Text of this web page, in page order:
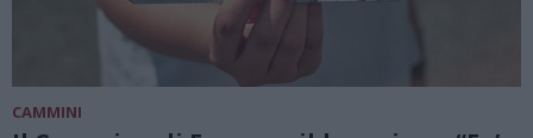
CAMMINI